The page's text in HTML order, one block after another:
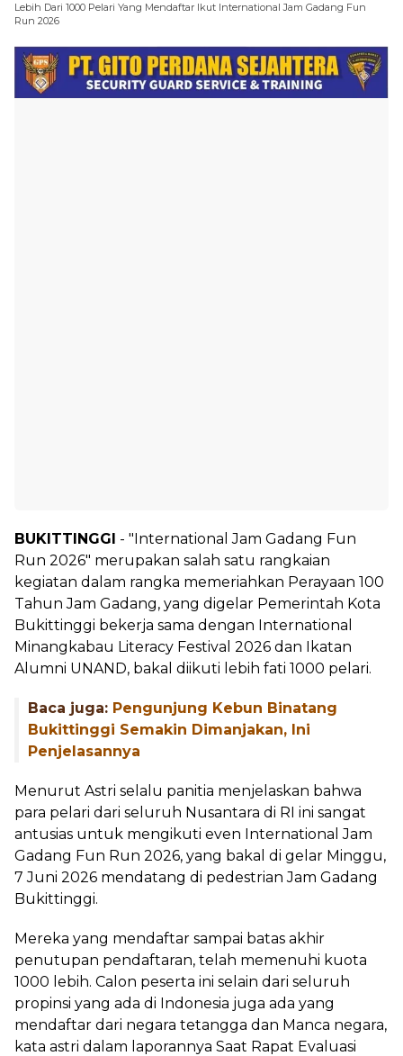
Lebih Dari 1000 Pelari Yang Mendaftar Ikut International Jam Gadang Fun
Run 2026
BUKITTINGGI - "International Jam Gadang Fun
Run 2026" merupakan salah satu rangkaian
kegiatan dalam rangka memeriahkan Perayaan 100
Tahun Jam Gadang, yang digelar Pemerintah Kota
Bukittinggi bekerja sama dengan International
Minangkabau Literacy Festival 2026 dan Ikatan
Alumni UNAND, bakal diikuti lebih fati 1000 pelari.
Baca juga: Pengunjung Kebun Binatang
Bukittinggi Semakin Dimanjakan, Ini
Penjelasannya
Menurut Astri selalu panitia menjelaskan bahwa
para pelari dari seluruh Nusantara di RI ini sangat
antusias untuk mengikuti even International Jam
Gadang Fun Run 2026, yang bakal di gelar Minggu,
7 Juni 2026 mendatang di pedestrian Jam Gadang
Bukittinggi.
Mereka yang mendaftar sampai batas akhir
penutupan pendaftaran, telah memenuhi kuota
1000 lebih. Calon peserta ini selain dari seluruh
propinsi yang ada di Indonesia juga ada yang
mendaftar dari negara tetangga dan Manca negara,
kata astri dalam laporannya Saat Rapat Evaluasi